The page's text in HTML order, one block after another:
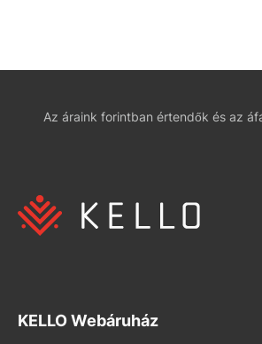
Az áraink forintban értendők és az
KELLO Webáruház